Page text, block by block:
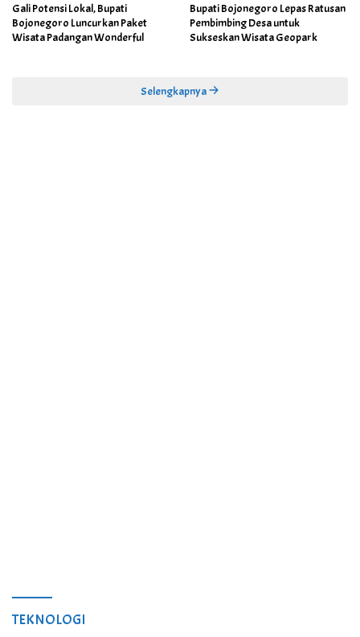
Gali Potensi Lokal, Bupati
Bojonegoro Luncurkan Paket
Wisata Padangan Wonderful
Bupati Bojonegoro Lepas Ratusan
Pembimbing Desa untuk
Sukseskan Wisata Geopark
Selengkapnya
TEKNOLOGI